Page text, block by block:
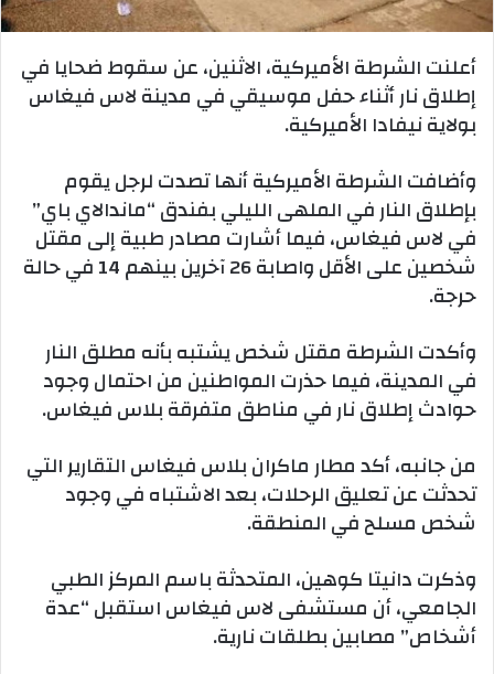
أعلنت الشرطة الأميركية، الاثنين، عن سقوط ضحايا في
إطلاق نار أثناء حفل موسيقي في مدينة لاس فيغاس
بولاية نيفادا الأميركية.
وأضافت الشرطة الأميركية أنها تصدت لرجل يقوم
بإطلاق النار في الملهى الليلي بفندق “ماندالاي باي”
في لاس فيغاس، فيما أشارت مصادر طبية إلى مقتل
شخصين على الأقل واصابة 26 آخرين بينهم 14 في حالة
حرجة.
وأكدت الشرطة مقتل شخص يشتبه بأنه مطلق النار
في المدينة، فيما حذرت المواطنين من احتمال وجود
حوادث إطلاق نار في مناطق متفرقة بلاس فيغاس.
من جانبه، أكد مطار ماكران بلاس فيغاس التقارير التي
تحدثت عن تعليق الرحلات، بعد الاشتباه في وجود
شخص مسلح في المنطقة.
وذكرت دانيتا كوهين، المتحدثة باسم المركز الطبي
الجامعي، أن مستشفى لاس فيغاس استقبل “عدة
أشخاص” مصابين بطلقات نارية.